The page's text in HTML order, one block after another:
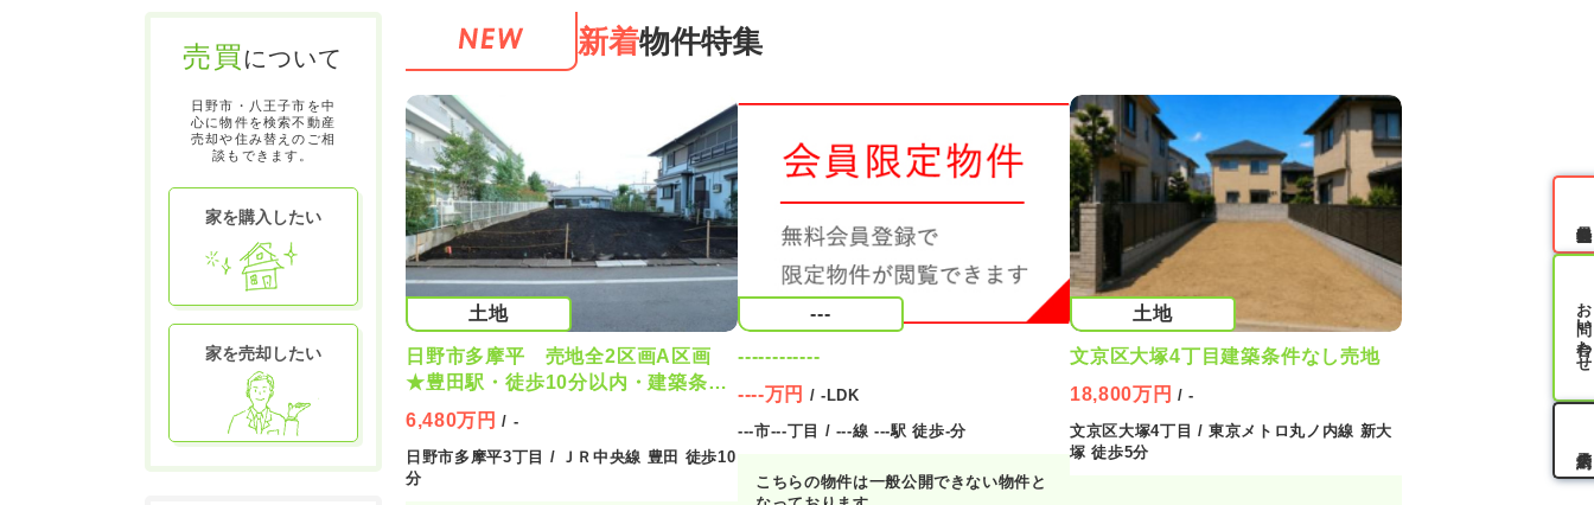
新着物件特集
土地
日野市多摩平 売地全2区画A区画
★豊田駅・徒歩10分以内・建築条件
なし★
6,480万円 / -
日野市多摩平3丁目 / ＪＲ中央線 豊田 徒歩10
分
---
------------
----万円 / -LDK
---市---丁目 / ---線 ---駅 徒歩-分
こちらの物件は一般公開できない物件と
土地
文京区大塚4丁目建築条件なし売地
18,800万円 / -
文京区大塚4丁目 / 東京メトロ丸ノ内線 新大
塚 徒歩5分
売買について
日野市・八王子市を中
心に物件を検索不動産
売却や住み替えのご相
談もできます。
家を購入したい
家を売却したい お問い合わせ